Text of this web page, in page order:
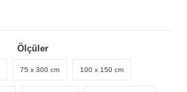
Ölçüler
75 x 300 cm 100 x 150 cm